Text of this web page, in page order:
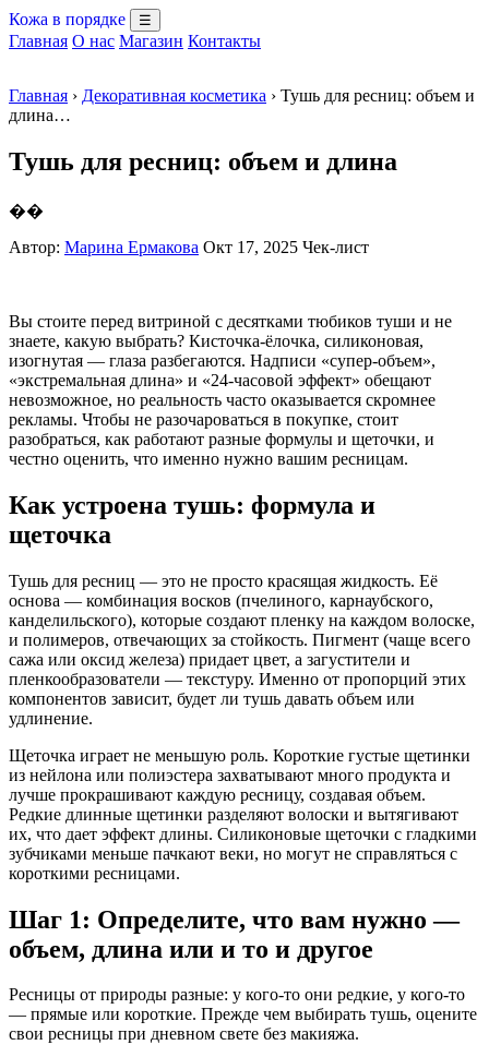
Кожа в порядке ☰
Главная О нас Магазин Контакты
Главная › Декоративная косметика › Тушь для ресниц: объем и
длина…
Тушь для ресниц: объем и длина
��
Автор: Марина Ермакова Окт 17, 2025 Чек-лист
Вы стоите перед витриной с десятками тюбиков туши и не
знаете, какую выбрать? Кисточка-ёлочка, силиконовая,
изогнутая — глаза разбегаются. Надписи «супер-объем»,
«экстремальная длина» и «24-часовой эффект» обещают
невозможное, но реальность часто оказывается скромнее
рекламы. Чтобы не разочароваться в покупке, стоит
разобраться, как работают разные формулы и щеточки, и
честно оценить, что именно нужно вашим ресницам.
Как устроена тушь: формула и
щеточка
Тушь для ресниц — это не просто красящая жидкость. Её
основа — комбинация восков (пчелиного, карнаубского,
канделильского), которые создают пленку на каждом волоске,
и полимеров, отвечающих за стойкость. Пигмент (чаще всего
сажа или оксид железа) придает цвет, а загустители и
пленкообразователи — текстуру. Именно от пропорций этих
компонентов зависит, будет ли тушь давать объем или
удлинение.
Щеточка играет не меньшую роль. Короткие густые щетинки
из нейлона или полиэстера захватывают много продукта и
лучше прокрашивают каждую ресницу, создавая объем.
Редкие длинные щетинки разделяют волоски и вытягивают
их, что дает эффект длины. Силиконовые щеточки с гладкими
зубчиками меньше пачкают веки, но могут не справляться с
короткими ресницами.
Шаг 1: Определите, что вам нужно —
объем, длина или и то и другое
Ресницы от природы разные: у кого-то они редкие, у кого-то
— прямые или короткие. Прежде чем выбирать тушь, оцените
свои ресницы при дневном свете без макияжа.